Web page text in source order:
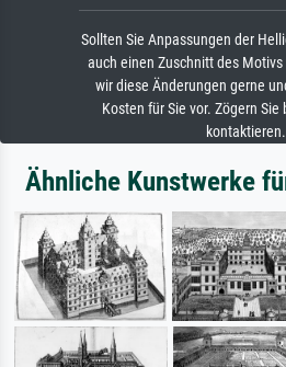
Sollten Sie Anpassungen der
auch einen Zuschnitt des
wir diese Änderungen gerne
Kosten für Sie vor. Zögern
kontaktieren.
Ähnliche Kunstwerke